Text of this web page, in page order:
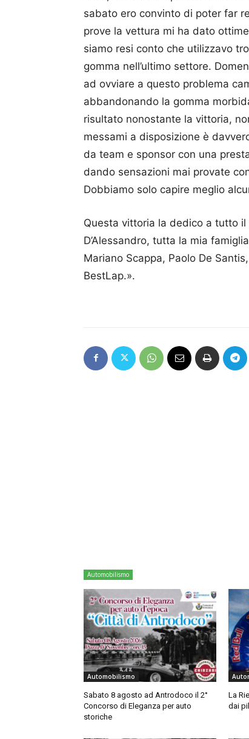
sabato ero convinto di poter far
prove la vettura mi ha dato
siamo resi conto che utilizzavo
gomma nell’ultimo settore.
ad ovviare a questo problema
abbandonando la gomma
risultato nonostante la vittoria,
messami a disposizione è
da team e sponsor con una
dando sensazioni mai provate
Dobbiamo solo capire meglio
Questa vittoria la dedico a tutto
D’Alessandro, tutta la mia
Mariano Scappa, Paolo De
BestLap.».
Automobilismo
Automobilismo
Sabato 8 agosto ad Antrodoco il 2°
Concorso di Eleganza per auto
storiche
La
dai